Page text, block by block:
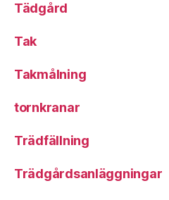
Tädgård
Tak
Takmålning
tornkranar
Trädfällning
Trädgårdsanläggningar